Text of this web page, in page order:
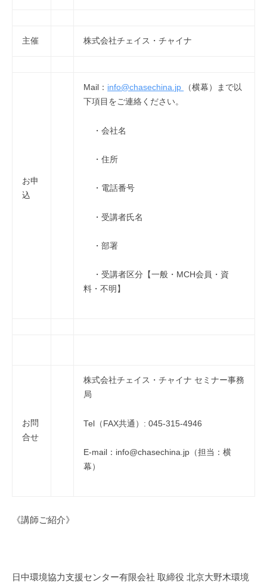
主催 株式会社チェイス・チャイナ
お申
込
Mail： info@chasechina.jp
（横幕）まで以
下項目をご連絡ください。
・会社名
・住所
・電話番号
・受講者氏名
・部署
・受講者区分【一般・MCH会員・資
料・不明】
お問
合せ
株式会社チェイス・チャイナ セミナー事務
局
Tel（FAX共通）: 045-315-4946
E-mail：info@chasechina.jp（担当：横
幕）
《講師ご紹介》
日中環境協力支援センター有限会社 取締役 北京大野木環境